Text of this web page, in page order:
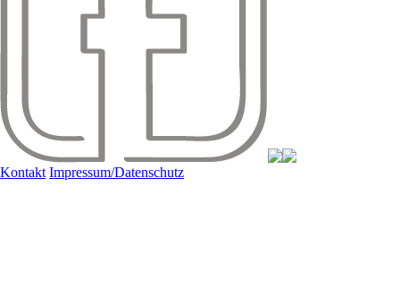
Kontakt Impressum/Datenschutz